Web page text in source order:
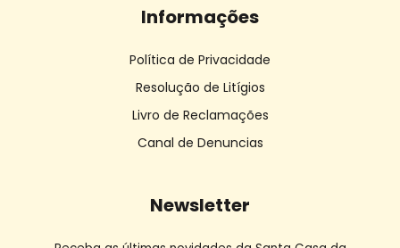
Informações
Política de Privacidade
Resolução de Litígios
Livro de Reclamações
Canal de Denuncias
Newsletter